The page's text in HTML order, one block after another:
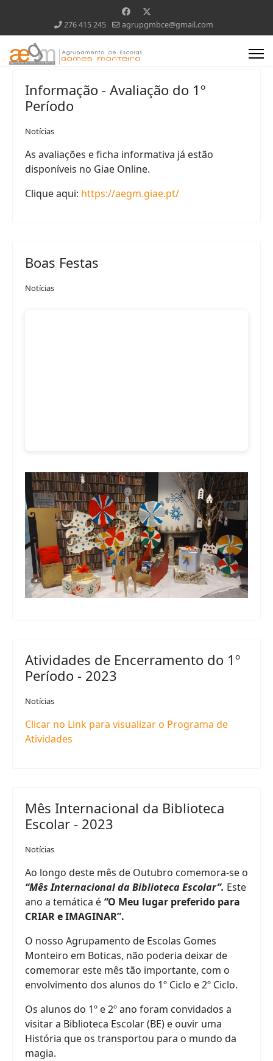
276 415 245 agrupgmbce@gmail.com
Informação - Avaliação do 1º
Período
Notícias
As avaliações e ficha informativa já estão
disponíveis no Giae Online.
Clique aqui: https://aegm.giae.pt/
Boas Festas
Notícias
Atividades de Encerramento do 1º
Período - 2023
Notícias
Clicar no Link para visualizar o Programa de
Atividades
Mês Internacional da Biblioteca
Escolar - 2023
Notícias
Ao longo deste mês de Outubro comemora-se o
“Mês Internacional da Biblioteca Escolar”. Este
ano a temática é “O Meu lugar preferido para
CRIAR e IMAGINAR”.
O nosso Agrupamento de Escolas Gomes
Monteiro em Boticas, não poderia deixar de
comemorar este mês tão importante, com o
envolvimento dos alunos do 1º Ciclo e 2º Ciclo.
Os alunos do 1º e 2º ano foram convidados a
visitar a Biblioteca Escolar (BE) e ouvir uma
História que os transportou para o mundo da
magia.